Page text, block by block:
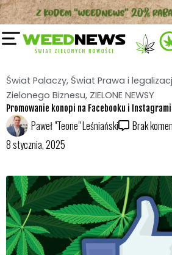
Przejdź
do
treści
Świat Palaczy, Świat Prawa i
Zielonego Biznesu, ZIELONE NEWSY
Promowanie konopi na Facebooku i
Paweł "Teone" Leśniański
Brak
8 stycznia, 2025